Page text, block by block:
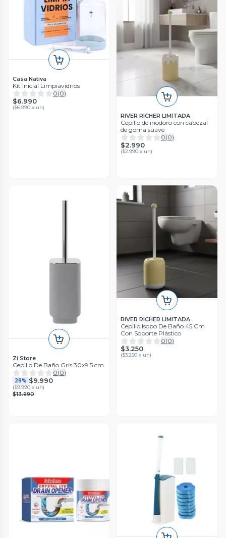
Casa Nativa
Kit Inicial Limpiavidrios
0(0)
$6.990
($6.990 x un)
RIVER RICHER LIMITADA
Cepillo de inodoro con cabezal
de goma suave
0(0)
$2.990
($2.990 x un)
Zi Store
Cepillo De Baño Gris 30x9.5 cm
0(0)
28% $9.990
($9.990 x un)
$13.990
RIVER RICHER LIMITADA
Cepillo Isopo De Baño 45 Cm
Con Soporte Plástico
0(0)
$3.250
($3.250 x un)